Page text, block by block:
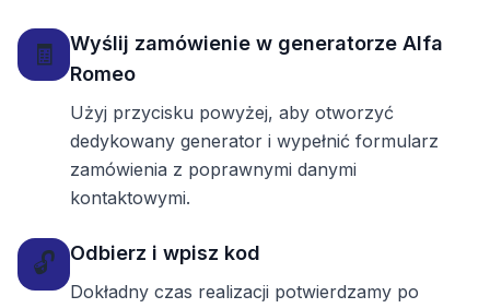
🧾
Wyślij zamówienie w generatorze Alfa
Romeo
Użyj przycisku powyżej, aby otworzyć
dedykowany generator i wypełnić formularz
zamówienia z poprawnymi danymi
kontaktowymi.
🔓 Odbierz i wpisz kod
Dokładny czas realizacji potwierdzamy po